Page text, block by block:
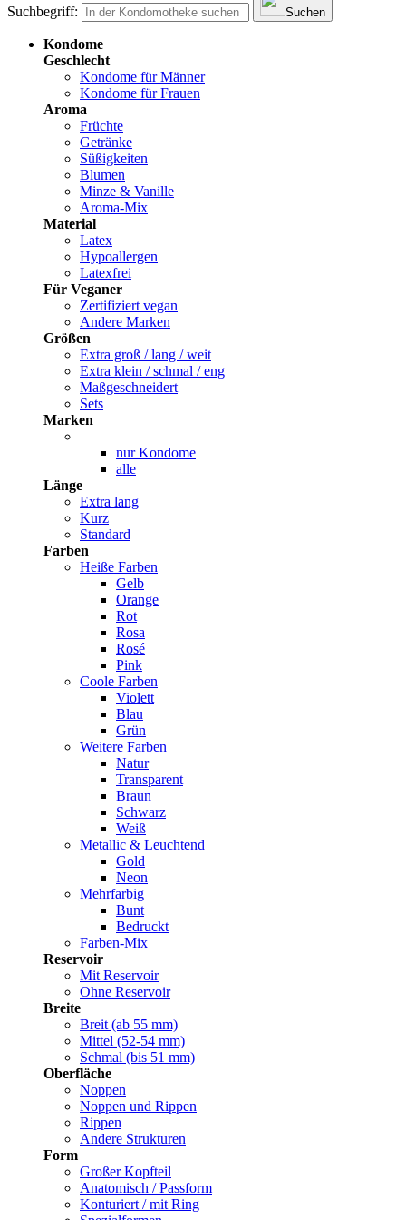
Suchbegriff: Suchen
Kondome
Geschlecht
Kondome für Männer
Kondome für Frauen
Aroma
Früchte
Getränke
Süßigkeiten
Blumen
Minze & Vanille
Aroma-Mix
Material
Latex
Hypoallergen
Latexfrei
Für Veganer
Zertifiziert vegan
Andere Marken
Größen
Extra groß / lang / weit
Extra klein / schmal / eng
Maßgeschneidert
Sets
Marken
nur Kondome
alle
Länge
Extra lang
Kurz
Standard
Farben
Heiße Farben
Gelb
Orange
Rot
Rosa
Rosé
Pink
Coole Farben
Violett
Blau
Grün
Weitere Farben
Natur
Transparent
Braun
Schwarz
Weiß
Metallic & Leuchtend
Gold
Neon
Mehrfarbig
Bunt
Bedruckt
Farben-Mix
Reservoir
Mit Reservoir
Ohne Reservoir
Breite
Breit (ab 55 mm)
Mittel (52-54 mm)
Schmal (bis 51 mm)
Oberfläche
Noppen
Noppen und Rippen
Rippen
Andere Strukturen
Form
Großer Kopfteil
Anatomisch / Passform
Konturiert / mit Ring